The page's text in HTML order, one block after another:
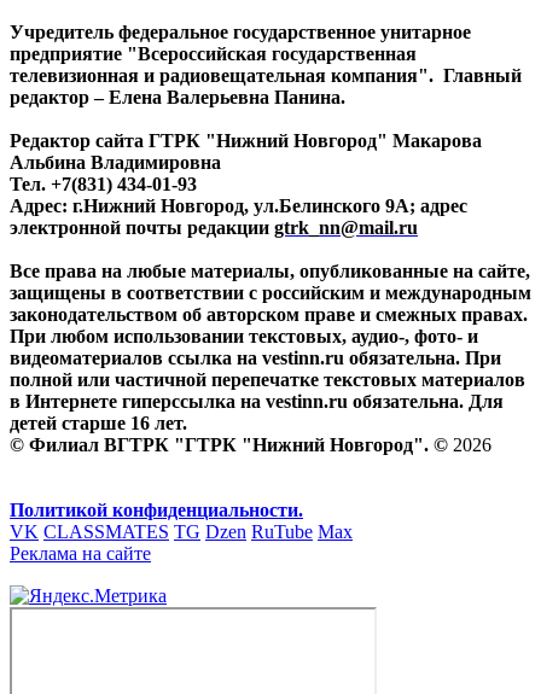
Учредитель федеральное государственное унитарное
предприятие "Всероссийская государственная
телевизионная и радиовещательная компания". Главный
редактор – Елена Валерьевна Панина.
Редактор сайта ГТРК "Нижний Новгород" Макарова
Альбина Владимировна
Тел. +7(831) 434-01-93
Адрес: г.Нижний Новгород, ул.Белинского 9А; адрес
электронной почты редакции gtrk_nn@mail.ru
Все права на любые материалы, опубликованные на сайте,
защищены в соответствии с российским и международным
законодательством об авторском праве и смежных правах.
При любом использовании текстовых, аудио-, фото- и
видеоматериалов ссылка на vestinn.ru обязательна. При
полной или частичной перепечатке текстовых материалов
в Интернете гиперссылка на vestinn.ru обязательна. Для
детей старше 16 лет.
© Филиал ВГТРК "ГТРК "Нижний Новгород". © 2026
Политикой конфиденциальности.
VK CLASSMATES TG Dzen RuTube Max
Реклама на сайте